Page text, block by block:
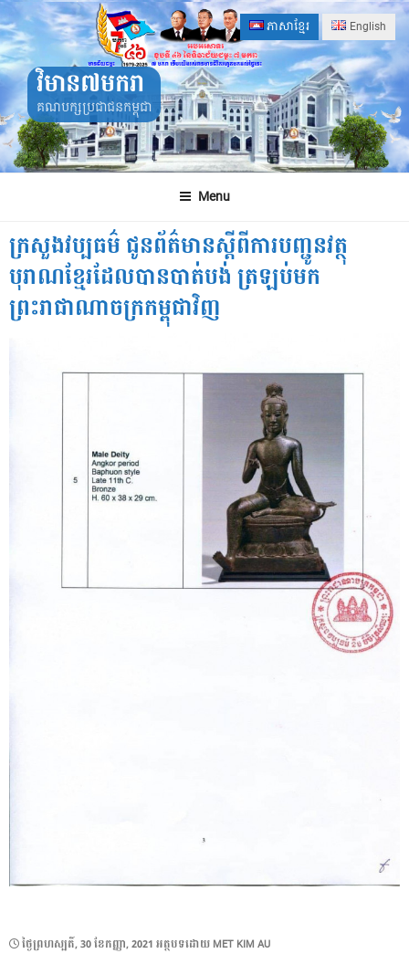
Skip
to
content
ភាសាខ្មែរ English
វិមាន៧មករា
គណបក្សប្រជាជនកម្ពុជា
Menu
ក្រសួងវប្បធម៌ ជូនព័ត៌មានស្តីពីការបញ្ជូនវត្ថុ
បុរាណខ្មែរដែលបានបាត់បង់ ត្រឡប់មក
ព្រះរាជាណាចក្រកម្ពុជាវិញ
POSTED
ថ្ងៃ​ព្រហស្បតិ៍, 30 ខែ​កញ្ញា, 2021 អត្ថបទដោយ MET KIM AU